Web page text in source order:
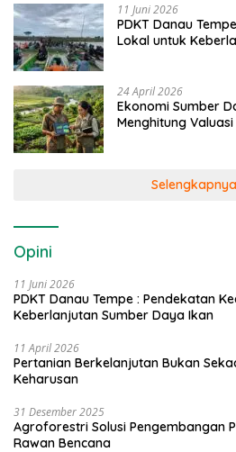
11 Juni 2026
PDKT Danau
Lokal untuk
24 April 2026
Ekonomi Sumber
Menghitung
Selengkapnya
Opini
11 Juni 2026
PDKT Danau Tempe : Pendekatan
Keberlanjutan Sumber Daya Ikan
11 April 2026
Pertanian Berkelanjutan Bukan
Keharusan
31 Desember 2025
Agroforestri Solusi Pengembangan
Rawan Bencana